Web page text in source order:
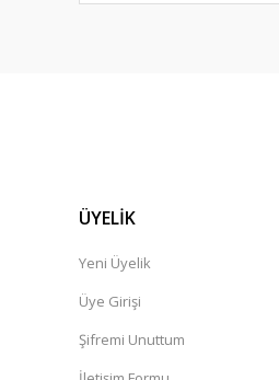
ÜYELİK
Yeni Üyelik
Üye Girişi
Şifremi Unuttum